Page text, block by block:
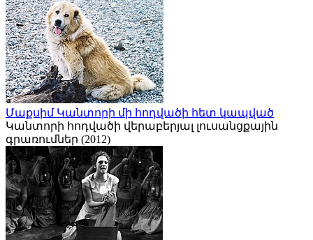
Մաքսիմ Կանտորի մի հոդվածի հետ կապված
Կանտորի հոդվածի վերաբերյալ լուսանցքային
գրառումներ (2012)